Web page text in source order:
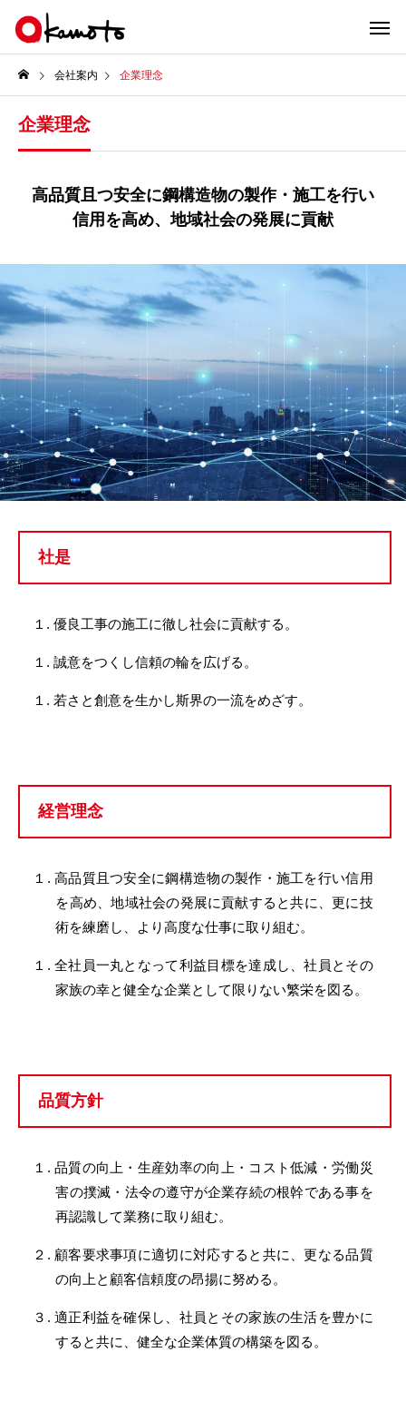
会社案内 企業理念
企業理念
高品質且つ安全に鋼構造物の製作・施工を行い
信用を高め、地域社会の発展に貢献
社是
１. 優良工事の施工に徹し社会に貢献する。
１. 誠意をつくし信頼の輪を広げる。
１. 若さと創意を生かし斯界の一流をめざす。
経営理念
１. 高品質且つ安全に鋼構造物の製作・施工を行い信用
を高め、地域社会の発展に貢献すると共に、更に技
術を練磨し、より高度な仕事に取り組む。
１. 全社員一丸となって利益目標を達成し、社員とその
家族の幸と健全な企業として限りない繁栄を図る。
品質方針
１. 品質の向上・生産効率の向上・コスト低減・労働災
害の撲滅・法令の遵守が企業存続の根幹である事を
再認識して業務に取り組む。
２. 顧客要求事項に適切に対応すると共に、更なる品質
の向上と顧客信頼度の昂揚に努める。
３. 適正利益を確保し、社員とその家族の生活を豊かに
すると共に、健全な企業体質の構築を図る。